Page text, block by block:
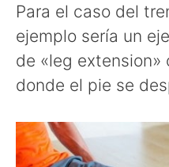
Para el caso del
ejemplo sería un
de «leg extension»
donde el pie se